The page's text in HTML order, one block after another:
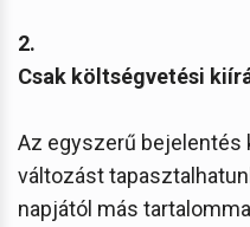
2.
Csak költségvetési
Az egyszerű
változást
napjától más